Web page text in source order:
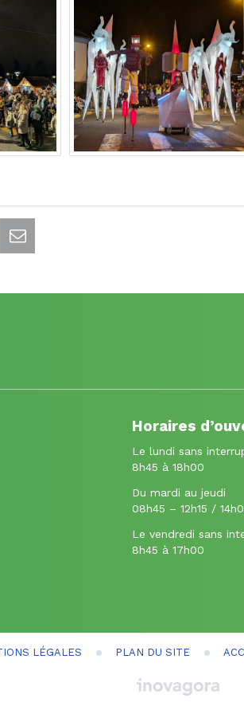
Horaires
Le lundi sans
8h45 à 18h00
Du mardi au jeudi
08h45 – 12h15 /
Le vendredi sans
8h45 à 17h00
LÉGALES PLAN DU SITE